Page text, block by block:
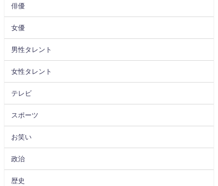
俳優
女優
男性タレント
女性タレント
テレビ
スポーツ
お笑い
政治
歴史